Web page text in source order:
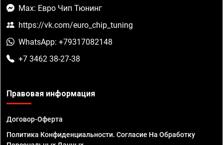
Max: Евро Чип Тюнинг
https://vk.com/euro_chip_tuning
WhatsApp: +79317082148
+7 3462 38-27-38
Правовая информация
Договор-Оферта
Политика Конфиденциальности. Согласие На Обработку